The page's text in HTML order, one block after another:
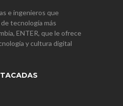
e ingenieros que
tecnología más
ENTER, que le ofrece
y cultura digital